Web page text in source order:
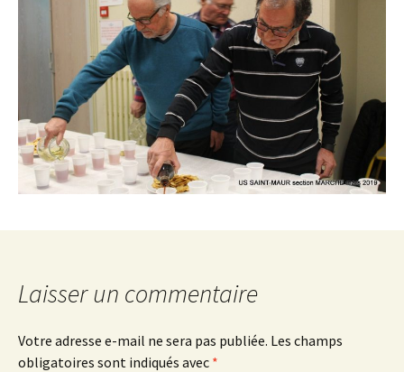
Laisser un commentaire
Votre adresse e-mail ne sera pas publiée. Les champs
obligatoires sont indiqués avec *